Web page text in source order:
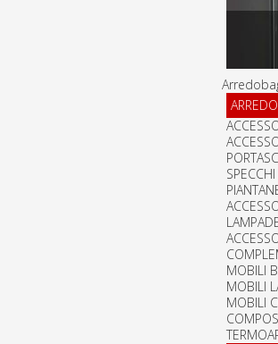
SPECCHI
MOBILI
MOBILI
MOBILI